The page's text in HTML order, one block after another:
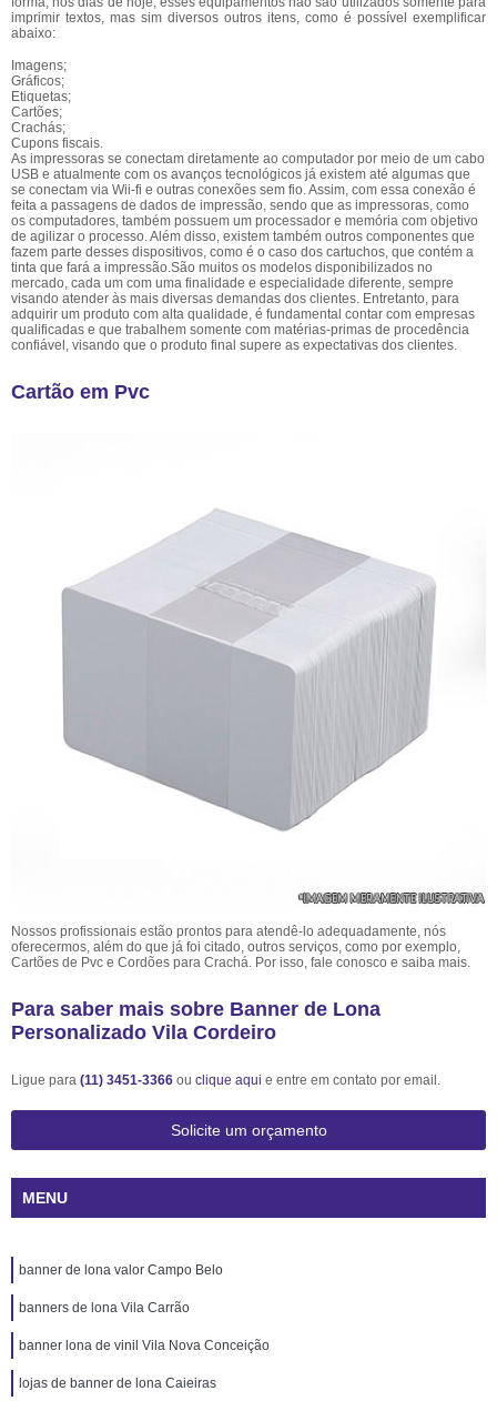
imprimir textos, mas sim diversos outros itens, como é possível exemplificar
abaixo:
Imagens;
Gráficos;
Etiquetas;
Cartões;
Crachás;
Cupons fiscais.
As impressoras se conectam diretamente ao computador por meio de um cabo
USB e atualmente com os avanços tecnológicos já existem até algumas que
se conectam via Wii-fi e outras conexões sem fio. Assim, com essa conexão é
feita a passagens de dados de impressão, sendo que as impressoras, como
os computadores, também possuem um processador e memória com objetivo
de agilizar o processo. Além disso, existem também outros componentes que
fazem parte desses dispositivos, como é o caso dos cartuchos, que contém a
tinta que fará a impressão.São muitos os modelos disponibilizados no
mercado, cada um com uma finalidade e especialidade diferente, sempre
visando atender às mais diversas demandas dos clientes. Entretanto, para
adquirir um produto com alta qualidade, é fundamental contar com empresas
qualificadas e que trabalhem somente com matérias-primas de procedência
confiável, visando que o produto final supere as expectativas dos clientes.
Cartão em Pvc
Nossos profissionais estão prontos para atendê-lo adequadamente, nós
oferecermos, além do que já foi citado, outros serviços, como por exemplo,
Cartões de Pvc e Cordões para Crachá. Por isso, fale conosco e saiba mais.
Para saber mais sobre Banner de Lona
Personalizado Vila Cordeiro
Ligue para (11) 3451-3366 ou clique aqui e entre em contato por email.
Solicite um orçamento
MENU
banner de lona valor Campo Belo
banners de lona Vila Carrão
banner lona de vinil Vila Nova Conceição
lojas de banner de lona Caieiras